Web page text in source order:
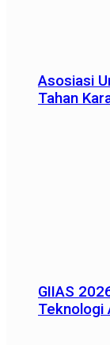
Asosiasi
Tahan
GIIAS
Teknologi